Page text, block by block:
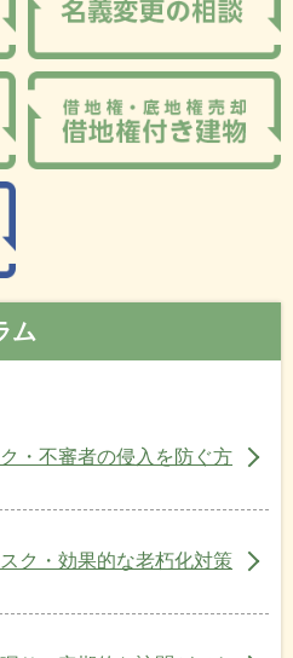
ム
・不審者の侵入を防ぐ方
ク・効果的な老朽化対策